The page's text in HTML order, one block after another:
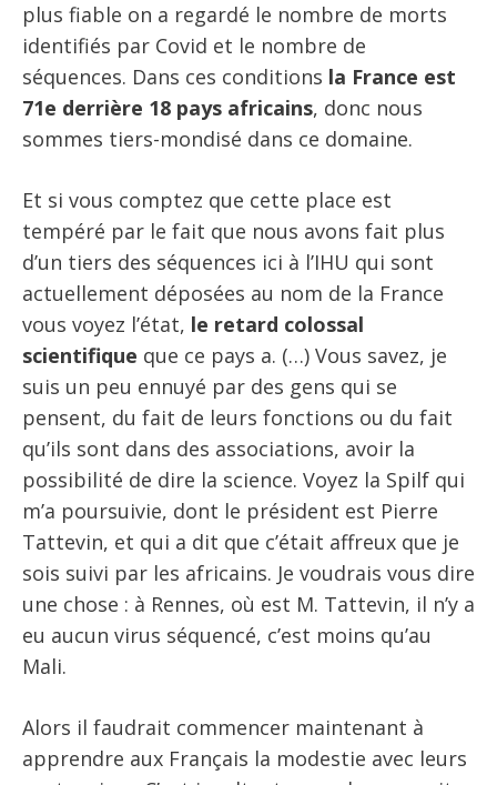
plus fiable on a regardé le nombre de morts
identifiés par Covid et le nombre de
séquences. Dans ces conditions la France est
71e derrière 18 pays africains, donc nous
sommes tiers-mondisé dans ce domaine.
Et si vous comptez que cette place est
tempéré par le fait que nous avons fait plus
d’un tiers des séquences ici à l’IHU qui sont
actuellement déposées au nom de la France
vous voyez l’état, le retard colossal
scientifique que ce pays a. (…) Vous savez, je
suis un peu ennuyé par des gens qui se
pensent, du fait de leurs fonctions ou du fait
qu’ils sont dans des associations, avoir la
possibilité de dire la science. Voyez la Spilf qui
m’a poursuivie, dont le président est Pierre
Tattevin, et qui a dit que c’était affreux que je
sois suivi par les africains. Je voudrais vous dire
une chose : à Rennes, où est M. Tattevin, il n’y a
eu aucun virus séquencé, c’est moins qu’au
Mali.
Alors il faudrait commencer maintenant à
apprendre aux Français la modestie avec leurs